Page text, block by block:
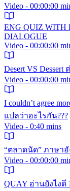
Video - 00:00:00
ENG QUIZ WITH
DIALOGUE
Video - 00:00:00
Desert VS Dessert
Video - 00:00:00
I couldn’t agree
แปลว่าอะไรกัน???
Video - 0:40 mins
“ตลาดนัด” ภาษาอั
Video - 00:00:00
QUAY อ่านยังไงดี